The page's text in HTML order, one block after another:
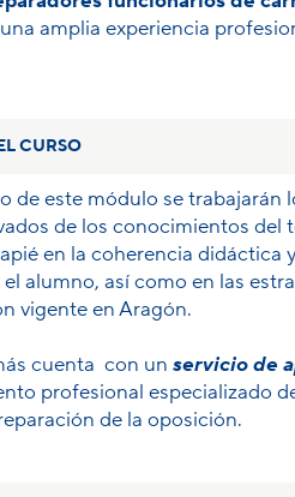
amplia experiencia
CURSO
de este módulo se
de los conocimientos del
en la coherencia didáctica
alumno, así como en las
vigente en Aragón.
cuenta con un servicio de
profesional especializado
de la oposición.